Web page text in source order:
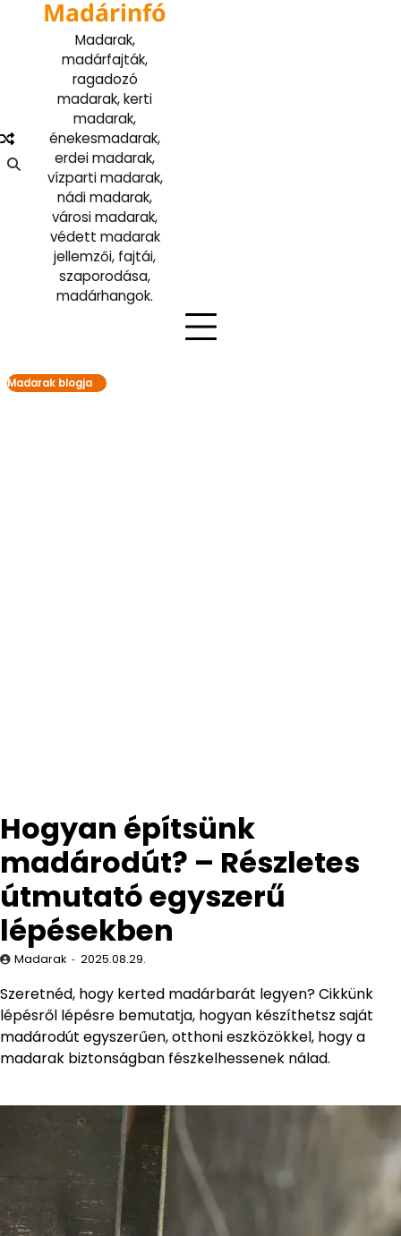
Madárinfó
Madarak,
madárfajták,
ragadozó
madarak, kerti
madarak,
énekesmadarak,
erdei madarak,
vízparti madarak,
nádi madarak,
városi madarak,
védett madarak
jellemzői, fajtái,
szaporodása,
madárhangok.
Madarak blogja
Hogyan építsünk
madárodút? – Részletes
útmutató egyszerű
lépésekben
Madarak 2025.08.29.
Szeretnéd, hogy kerted madárbarát legyen? Cikkünk
lépésről lépésre bemutatja, hogyan készíthetsz saját
madárodút egyszerűen, otthoni eszközökkel, hogy a
madarak biztonságban fészkelhessenek nálad.